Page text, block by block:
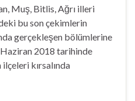
Muş, Bitlis, Ağrı illeri
bu son çekimlerin
gerçekleşen bölümlerine
2018 tarihinde
ilçeleri kırsalında